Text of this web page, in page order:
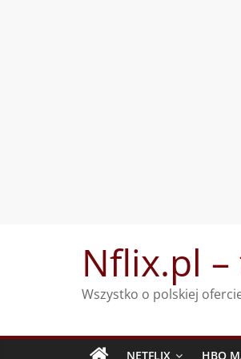
Nflix.pl
Wszystko o polskiej
NETFLIX HBO